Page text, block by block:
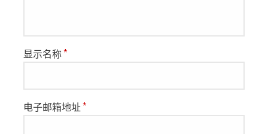
显示名称*
电子邮箱地址*